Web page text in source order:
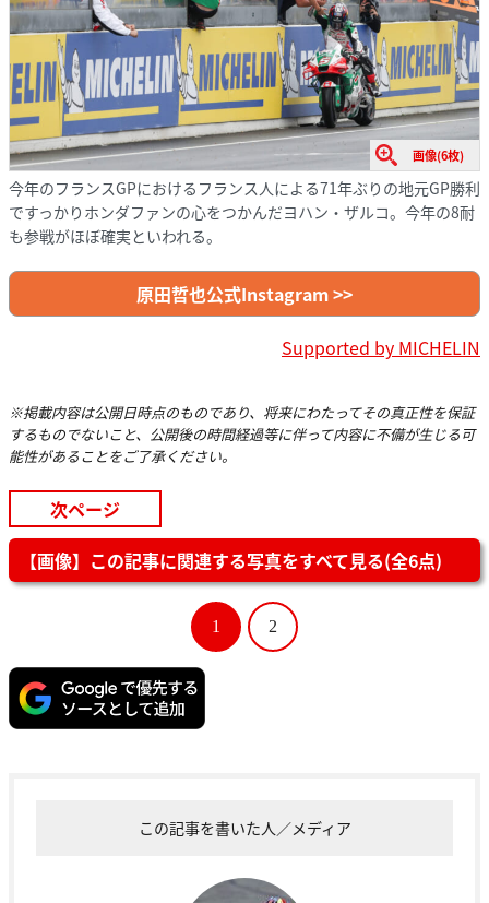
画像(6枚)
今年のフランスGPにおけるフランス人による71年ぶりの地元GP勝利
ですっかりホンダファンの心をつかんだヨハン・ザルコ。今年の8耐
も参戦がほぼ確実といわれる。
原田哲也公式Instagram >>
Supported by MICHELIN
※掲載内容は公開日時点のものであり、将来にわたってその真正性を保証
するものでないこと、公開後の時間経過等に伴って内容に不備が生じる可
能性があることをご了承ください。
次ページ
【画像】この記事に関連する写真をすべて見る(全6点)
1 2
この記事を書いた人／メディア